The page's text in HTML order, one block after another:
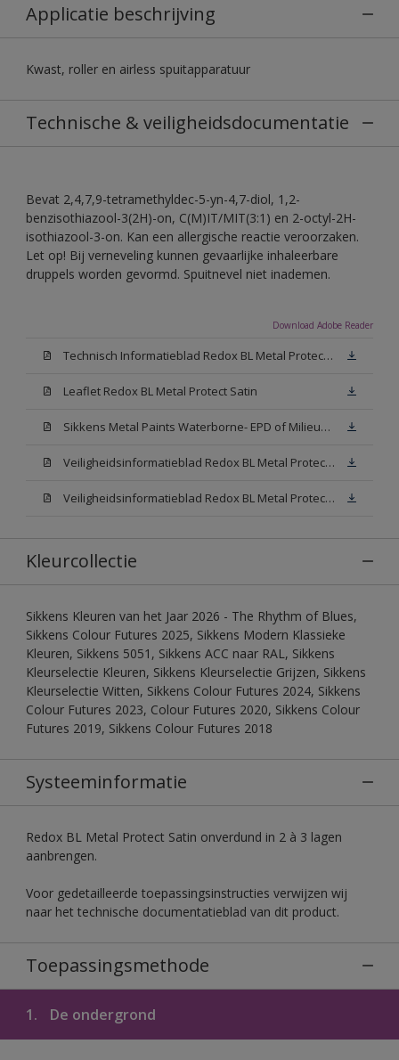
Applicatie beschrijving
Kwast, roller en airless spuitapparatuur
Technische & veiligheidsdocumentatie
Bevat 2,4,7,9-tetramethyldec-5-yn-4,7-diol, 1,2-
benzisothiazool-3(2H)-on, C(M)IT/MIT(3:1) en 2-octyl-2H-
isothiazool-3-on. Kan een allergische reactie veroorzaken.
Let op! Bij verneveling kunnen gevaarlijke inhaleerbare
druppels worden gevormd. Spuitnevel niet inademen.
Download Adobe Reader
Technisch Informatieblad Redox BL Metal Protect (PDF)
Leaflet Redox BL Metal Protect Satin
Sikkens Metal Paints Waterborne- EPD of Milieuproductverklaring
Veiligheidsinformatieblad Redox BL Metal Protect Satin N00 (MSDS)
Veiligheidsinformatieblad Redox BL Metal Protect Satin White W05 (MSDS)
Kleurcollectie
Sikkens Kleuren van het Jaar 2026 - The Rhythm of Blues,
Sikkens Colour Futures 2025, Sikkens Modern Klassieke
Kleuren, Sikkens 5051, Sikkens ACC naar RAL, Sikkens
Kleurselectie Kleuren, Sikkens Kleurselectie Grijzen, Sikkens
Kleurselectie Witten, Sikkens Colour Futures 2024, Sikkens
Colour Futures 2023, Colour Futures 2020, Sikkens Colour
Futures 2019, Sikkens Colour Futures 2018
Systeeminformatie
Redox BL Metal Protect Satin onverdund in 2 à 3 lagen
aanbrengen.
Voor gedetailleerde toepassingsinstructies verwijzen wij
naar het technische documentatieblad van dit product.
Toepassingsmethode
1. De ondergrond